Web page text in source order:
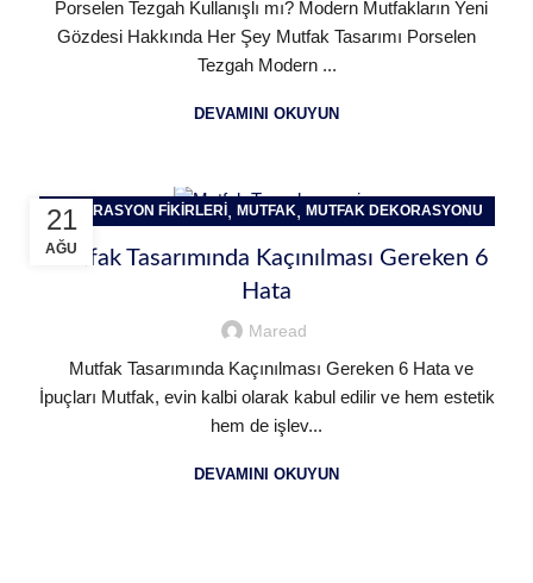
Porselen Tezgah Kullanışlı mı? Modern Mutfakların Yeni
Gözdesi Hakkında Her Şey Mutfak Tasarımı Porselen
Tezgah Modern ...
DEVAMINI OKUYUN
21
AĞU
DEKORASYON FIKIRLERI, MUTFAK, MUTFAK DEKORASYONU
Mutfak Tasarımında Kaçınılması Gereken 6
Hata
Maread
Mutfak Tasarımında Kaçınılması Gereken 6 Hata ve
İpuçları Mutfak, evin kalbi olarak kabul edilir ve hem estetik
hem de işlev...
DEVAMINI OKUYUN